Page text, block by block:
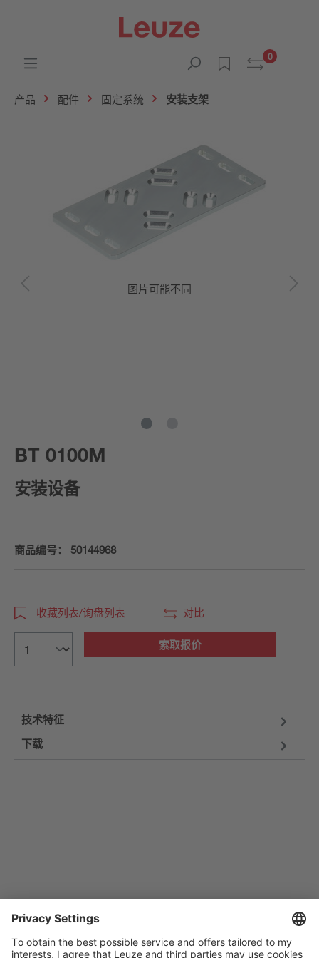
0
产品 配件 固定系统 安装支架
图片可能不同
BT 0100M
安装设备
商品编号： 50144968
收藏列表/询盘列表 对比
索取报价
技术特征
下载